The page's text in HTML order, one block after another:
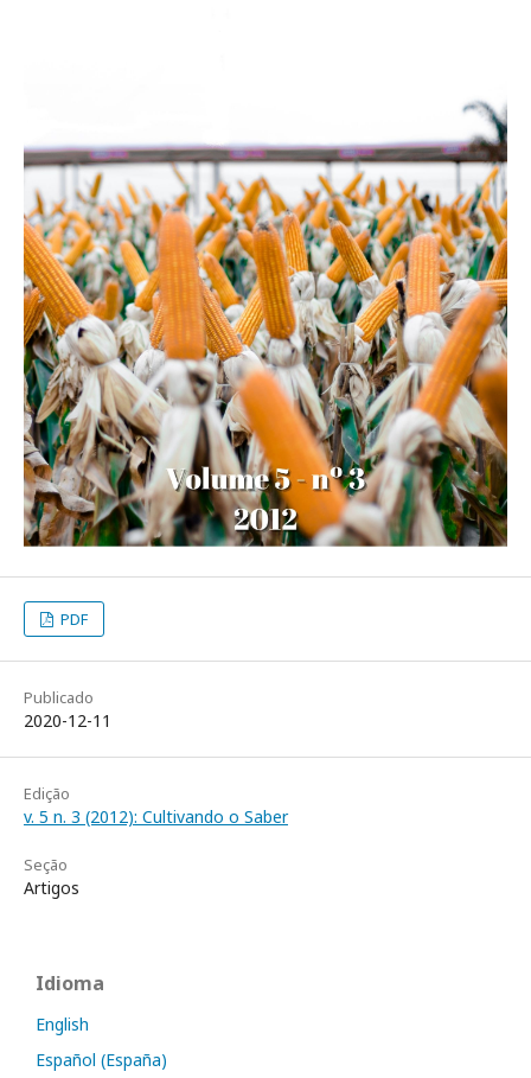
PDF
Publicado
2020-12-11
Edição
v. 5 n. 3 (2012): Cultivando o Saber
Seção
Artigos
Idioma
English
Español (España)